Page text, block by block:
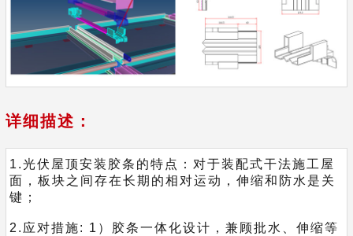
详细描述：
1.光伏屋顶安装胶条的特点：对于装配式干法施工屋
面，板块之间存在长期的相对运动，伸缩和防水是关
键；
2.应对措施: 1）胶条一体化设计，兼顾批水、伸缩等